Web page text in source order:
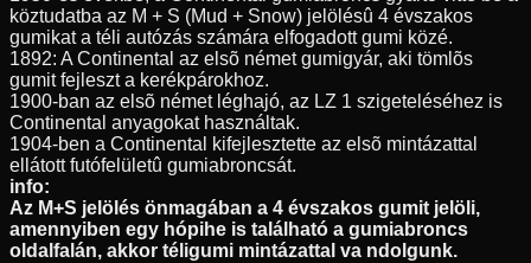
köztudatba az M + S (Mud + Snow) jelölésû 4 évszakos
gumikat a téli autózás számára elfogadott gumi közé.
1892: A Continental az elsõ német gumigyár, aki tömlõs
gumit fejleszt a kerékpárokhoz.
1900-ban az elsõ német léghajó, az LZ 1 szigeteléséhez is
Continental anyagokat használtak.
1904-ben a Continental kifejlesztette az elsõ mintázattal
ellátott futófelületû gumiabroncsát.
info:
Az M+S jelölés önmagában a 4 évszakos gumit jelöli,
amennyiben egy hópihe is található a gumiabroncs
oldalfalán, akkor téligumi mintázattal va ndolgunk.